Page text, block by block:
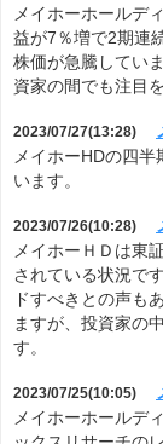
メイホーホールデ
益が7％増で2期連
株価が急騰してい
資家の間でも注目
2023/07/27(13:28)
メイホーHDの四
います。
2023/07/26(10:28)
メイホーＨＤは東
されている状況で
ドすべきとの声も
ますが、投資家の
す。
2023/07/25(10:05)
メイホーホールデ